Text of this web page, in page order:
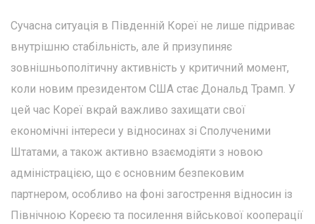
Сучасна ситуація в Південній Кореї не лише підриває
внутрішню стабільність, але й призупиняє
зовнішньополітичну активність у критичний момент,
коли новим президентом США стає Дональд Трамп. У
цей час Кореї вкрай важливо захищати свої
економічні інтереси у відносинах зі Сполученими
Штатами, а також активно взаємодіяти з новою
адміністрацією, що є основним безпековим
партнером, особливо на фоні загострення відносин із
Північною Кореєю та посилення військової кооперації